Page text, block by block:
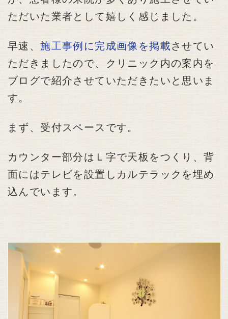
ただいた業者として嬉しく感じました。
早速、施工事例に完成画像を掲載させてい
ただきましたので、クリニック内の案内を
ブログで紹介させていただきたいと思いま
す。
まず、受付スペースです。
カウンター部分はＬ字で天板をつくり、背
面にはテレビを設置しカルテラックを埋め
込んでいます。